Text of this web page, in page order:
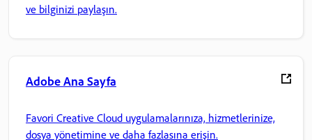
ve bilginizi paylaşın.
Adobe Ana Sayfa
Favori Creative Cloud uygulamalarınıza, hizmetlerinize,
dosya yönetimine ve daha fazlasına erişin.